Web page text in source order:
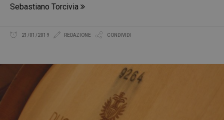
Sebastiano Torcivia
21/01/2019 REDAZIONE CONDIVIDI